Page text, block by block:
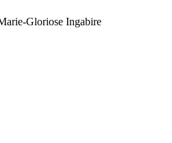
Gloriose Ingabire